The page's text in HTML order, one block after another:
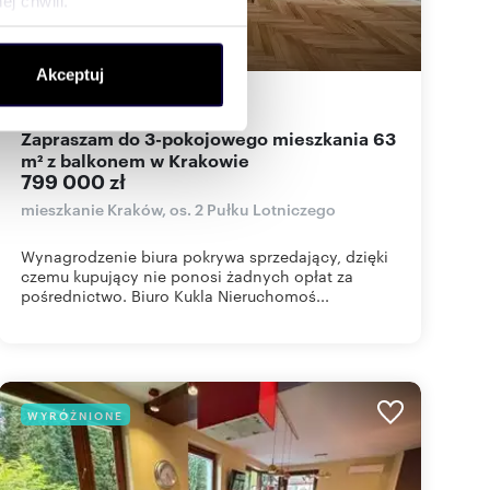
społecznościowym,
od Ciebie lub
Akceptuj
m zł/m
Zapraszam do 3-pokojowego mieszkania 63
m² z balkonem w Krakowie
799 000 zł
mieszkanie Kraków, os. 2 Pułku Lotniczego
Wynagrodzenie biura pokrywa sprzedający, dzięki
czemu kupujący nie ponosi żadnych opłat za
pośrednictwo. Biuro Kukla Nieruchomoś...
WYRÓŻNIONE